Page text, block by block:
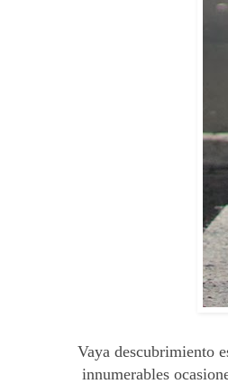
Vaya descubrimiento
innumerables